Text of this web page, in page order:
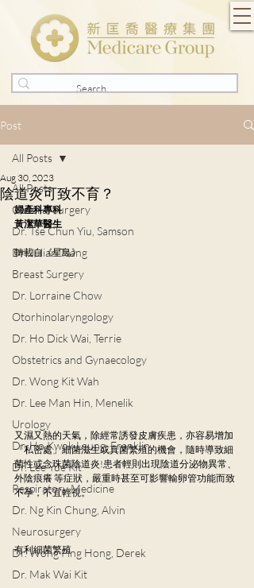
Post
All Posts
General Surgery
Dr. Tse Chun Yiu, Samson
Dr. Julian Tsang
Breast Surgery
Dr. Lorraine Chow
Otorhinolaryngology
Dr. Ho Dick Wai, Terrie
Obstetrics and Gynaecology
Dr. Wong Kit Wah
Dr. Lee Man Hin, Menelik
Urology
Dr. Ho Kwok Leung, Franklin
Dr. Lee Yue Kit
Respiratory Medicine
Dr. Ng Kin Chung, Alvin
Neurosurgery
Dr. Wong Ping Hong, Derek
Dr. Mak Wai Kit
All Posts
陰道炎可致不育？
Aug 30, 2023
婦產科專科
黃潔華醫生
轉載自《星島》
又濕又熱的天氣，除經常誘發皮膚疾患，亦容易增加
「私密處」細菌滋生或真菌繁殖的機會，隨時導致細
菌性或念珠菌陰道炎!患者輕則出現陰道分泌物異常、
外陰痕癢 等症狀，嚴重時甚至可影響輸卵管功能而致
不孕，不宜輕視。
有利細菌繁殖